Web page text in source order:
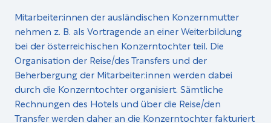
Mitarbeiter:innen der ausländischen Konzernmutter
nehmen z. B. als Vortragende an einer Weiterbildung
bei der österreichischen Konzerntochter teil. Die
Organisation der Reise/des Transfers und der
Beherbergung der Mitarbeiter:innen werden dabei
durch die Konzerntochter organisiert. Sämtliche
Rechnungen des Hotels und über die Reise/den
Transfer werden daher an die Konzerntochter fakturiert